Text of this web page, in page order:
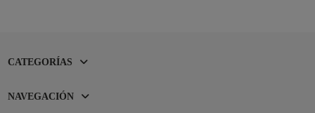
CATEGORÍAS
NAVEGACIÓN